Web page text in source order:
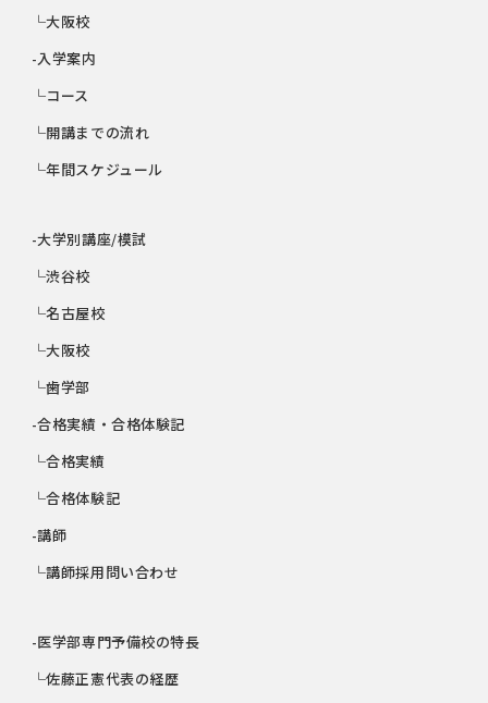
└大阪校
-入学案内
└コース
└開講までの流れ
└年間スケジュール
-大学別講座/模試
└渋谷校
└名古屋校
└大阪校
└歯学部
-合格実績・合格体験記
└合格実績
└合格体験記
-講師
└講師採用問い合わせ
-医学部専門予備校の特長
└佐藤正憲代表の経歴